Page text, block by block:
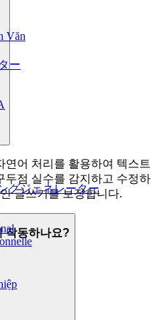
Văn
ー
グジェネレーター
어 처리를 활용하여 텍스트
두점 실수를 감지하고 수정하
글쓰기를 보장합니다.
작동하나요?